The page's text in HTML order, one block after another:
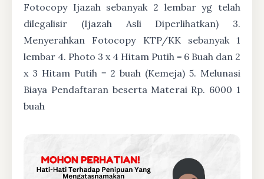
Fotocopy Ijazah sebanyak 2 lembar yg telah
dilegalisir (Ijazah Asli Diperlihatkan) 3.
Menyerahkan Fotocopy KTP/KK sebanyak 1
lembar 4. Photo 3 x 4 Hitam Putih = 6 Buah dan 2
x 3 Hitam Putih = 2 buah (Kemeja) 5. Melunasi
Biaya Pendaftaran beserta Materai Rp. 6000 1
buah